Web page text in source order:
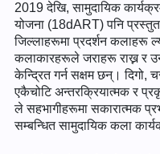
2019 देखि, सामुदायिक
योजना (18dART) पनि
जिल्लाहरूमा प्रदर्शन कलाहरू
कलाकारहरूले जराहरू राख्न र
केन्द्रित गर्न सक्षम छन्। दिगो,
एकैचोटि अन्तरक्रियात्मक र
ले सहभागीहरूमा सकारात्मक
सम्बन्धित सामुदायिक कला